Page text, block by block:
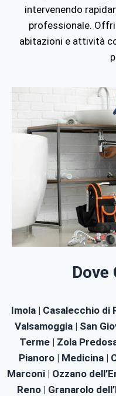
intervenendo
professionale.
abitazioni e attività
Dove
Imola | Casalecchio di
Valsamoggia | San
Terme | Zola
Pianoro | Medicina |
Marconi | Ozzano
Reno | Granarolo